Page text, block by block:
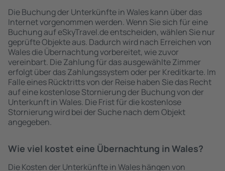
Die Buchung der Unterkünfte in Wales kann über das
Internet vorgenommen werden. Wenn Sie sich für eine
Buchung auf eSkyTravel.de entscheiden, wählen Sie nur
geprüfte Objekte aus. Dadurch wird nach Erreichen von
Wales die Übernachtung vorbereitet, wie zuvor
vereinbart. Die Zahlung für das ausgewählte Zimmer
erfolgt über das Zahlungssystem oder per Kreditkarte. Im
Falle eines Rücktritts von der Reise haben Sie das Recht
auf eine kostenlose Stornierung der Buchung von der
Unterkunft in Wales. Die Frist für die kostenlose
Stornierung wird bei der Suche nach dem Objekt
angegeben.
Wie viel kostet eine Übernachtung in Wales?
Die Kosten der Unterkünfte in Wales hängen von